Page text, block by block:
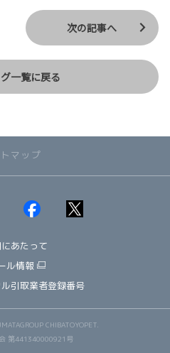
一覧に戻る
次の記事へ
マップ
あたって
ル情報
引取業者登録番号
CHIBATOYOPET.
第441340000921号